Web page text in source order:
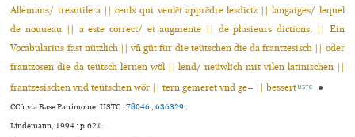
Allemans/ tresutile a || ceulx qui veulẽt apprẽdre lesdictz || langaiges/ lequel
de nouueau || a este correct/ et augmente || de plusieurs dictions. || Ein
Vocabularius fast nützlich || vñ güt für die teütschen die da frantzesisch || oder
frantzosen die da teütsch lernen wöl || lend/ neüwlich mit vilen latinischen ||
frantzesischen vnd teütschen wör || tern gemeret vnd ge= || bessert USTC ●
CCfr via Base Patrimoine.USTC :78046,636329.
Lindemann, 1994 : p.621.